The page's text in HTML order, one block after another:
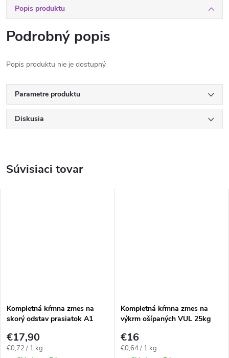
Popis produktu
Podrobný popis
Popis produktu nie je dostupný
Parametre produktu
Diskusia
Súvisiaci tovar
Kompletná kŕmna zmes na
skorý odstav prasiatok A1
€17,90
Jednotková
€0,72 / 1 kg
Kompletná kŕmna zmes na
výkrm ošípaných VUL 25kg
€16
Jednotková
€0,64 / 1 kg